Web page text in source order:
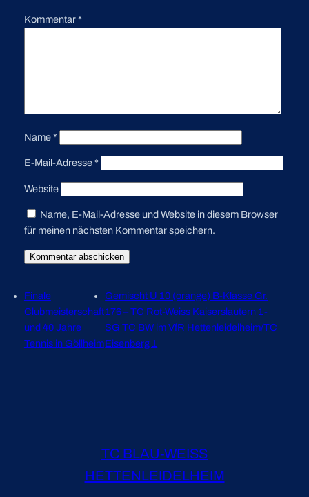
Kommentar*
Name*
E-Mail-Adresse*
Website
Name, E-Mail-Adresse und Website in diesem Browser
für meinen nächsten Kommentar speichern.
Finale
Clubmeisterschaft
und 40 Jahre
Tennis in Göllheim
Gemischt U 10 (orange) B-Klasse Gr.
176 – TC Rot-Weiss Kaiserslautern 1-
SG TC BW im VfR Hettenleidelheim/TC
Eisenberg 1
TC BLAU-WEISS
HETTENLEIDELHEIM